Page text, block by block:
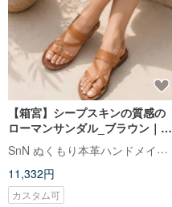
【箱宮】シープスキンの質感の
ローマンサンダル_ブラウン｜ハ
ンドメイドカスタム｜MIT
SnN ぬくもり本革ハンドメイドシューズ
11,332円
カスタム可